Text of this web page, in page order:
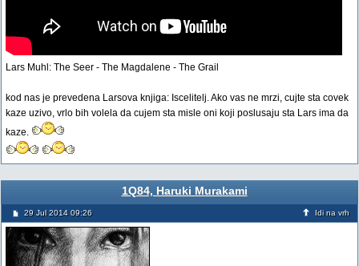
Lars Muhl: The Seer - The Magdalene - The Grail
kod nas je prevedena Larsova knjiga: Iscelitelj. Ako vas ne mrzi, cujte sta covek
kaze uzivo, vrlo bih volela da cujem sta misle oni koji poslusaju sta Lars ima da
kaze.
1Q84, Haruki Murakami
29 Jul 2014 09:26 Idi na vrh